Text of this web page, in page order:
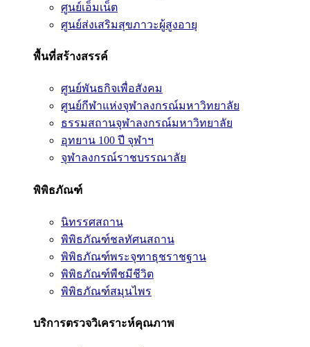
ศูนย์เอ็มเน็ต
ศูนย์ส่งเสริมสุขภาวะผู้สูงอายุ
พื้นที่สร้างสรรค์
ศูนย์พันธกิจเพื่อสังคม
ศูนย์กีฬาแห่งจุฬาลงกรณ์มหาวิทยาลัย
ธรรมสถานจุฬาลงกรณ์มหาวิทยาลัย
อุทยาน 100 ปี จุฬาฯ
จุฬาลงกรณ์ราชบรรณาลัย
พิพิธภัณฑ์
นิทรรศสถาน
พิพิธภัณฑ์ชลทัศนสถาน
พิพิธภัณฑ์พระจุฑาธุชราชฐาน
พิพิธภัณฑ์พืชมีชีวิต
พิพิธภัณฑ์สมุนไพร
บริการตรวจวิเคราะห์คุณภาพ